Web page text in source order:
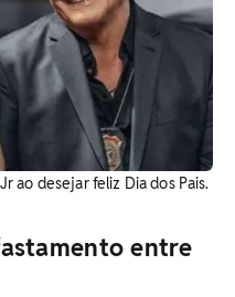
ao desejar feliz Dia dos Pais.
entre